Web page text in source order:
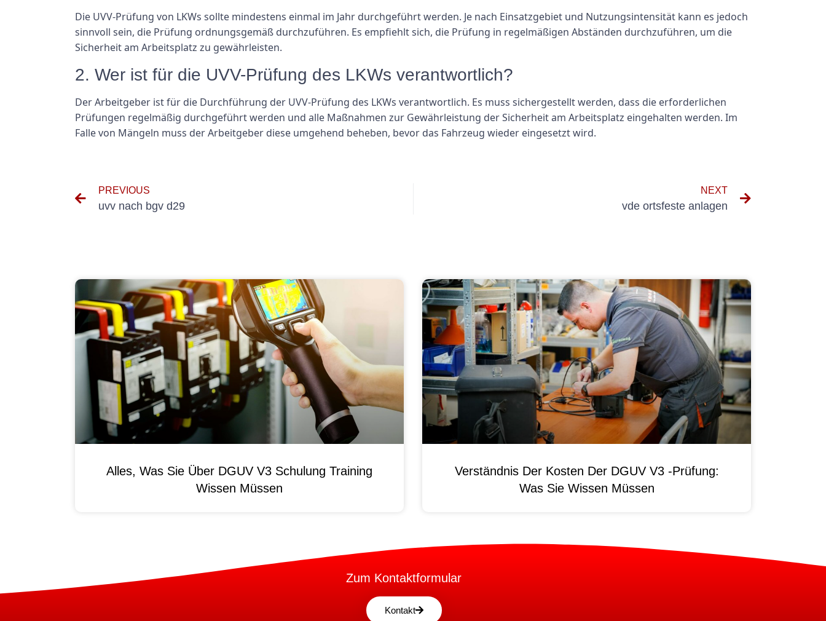
Die UVV-Prüfung von LKWs sollte mindestens einmal im Jahr durchgeführt werden. Je nach Einsatzgebiet und Nutzungsintensität kann es jedoch
sinnvoll sein, die Prüfung ordnungsgemäß durchzuführen. Es empfiehlt sich, die Prüfung in regelmäßigen Abständen durchzuführen, um die
Sicherheit am Arbeitsplatz zu gewährleisten.
2. Wer ist für die UVV-Prüfung des LKWs verantwortlich?
Der Arbeitgeber ist für die Durchführung der UVV-Prüfung des LKWs verantwortlich. Es muss sichergestellt werden, dass die erforderlichen
Prüfungen regelmäßig durchgeführt werden und alle Maßnahmen zur Gewährleistung der Sicherheit am Arbeitsplatz eingehalten werden. Im
Falle von Mängeln muss der Arbeitgeber diese umgehend beheben, bevor das Fahrzeug wieder eingesetzt wird.
PREVIOUS
uvv nach bgv d29
NEXT
vde ortsfeste anlagen
Alles, Was Sie Über DGUV V3 Schulung Training
Wissen Müssen
Verständnis Der Kosten Der DGUV V3 -Prüfung:
Was Sie Wissen Müssen
Zum Kontaktformular
Kontakt